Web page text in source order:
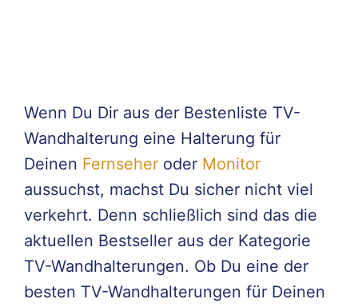
Wenn Du Dir aus der Bestenliste TV-
Wandhalterung eine Halterung für
Deinen Fernseher oder Monitor
aussuchst, machst Du sicher nicht viel
verkehrt. Denn schließlich sind das die
aktuellen Bestseller aus der Kategorie
TV-Wandhalterungen. Ob Du eine der
besten TV-Wandhalterungen für Deinen